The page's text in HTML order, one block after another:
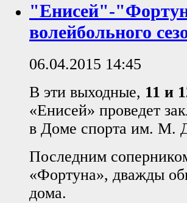
"Енисей"-
волейбольного
06.04.2015 14:45
В эти выходные, 11 и
«Енисей» проведет
в Доме спорта им. М.
Последним
«Фортуна», дважды
дома.